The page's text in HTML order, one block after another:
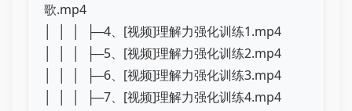
歌.mp4
│ │ │ ├─4、[视频]理解力强化训练1.mp4
│ │ │ ├─5、[视频]理解力强化训练2.mp4
│ │ │ ├─6、[视频]理解力强化训练3.mp4
│ │ │ ├─7、[视频]理解力强化训练4.mp4